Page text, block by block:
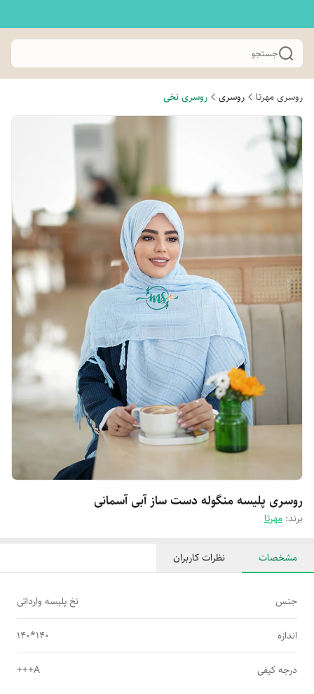
جستجو
روسری مهرتا روسری روسری نخی
روسری پلیسه منگوله دست ساز آبی آسمانی
برند: مهرتا
مشخصات نظرات کاربران
جنس نخ پلیسه وارداتی
اندازه 140*140
درجه کیفی A+++